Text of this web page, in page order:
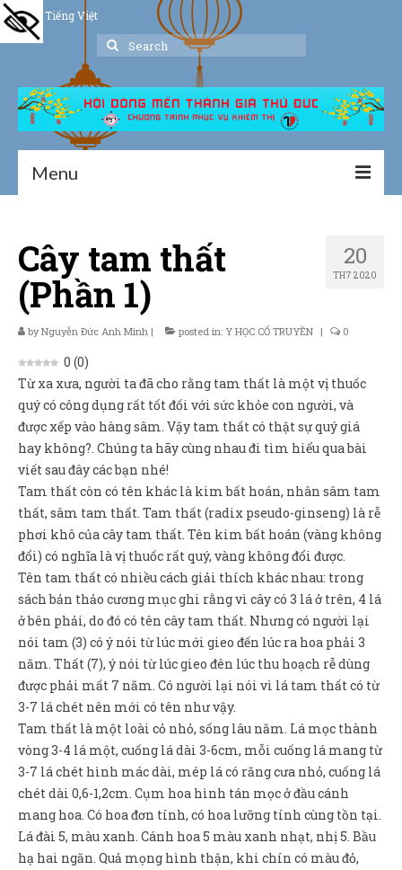
Tiếng Việt
Search
Menu
Giới thiệu
Hoạt động
Thư viện
Dịch vụ hỗ trợ
Sản Phẩm
Giúp đỡ
Liên hệ
20
TH7 2020
Cây tam thất
(Phần 1)
byNguyễn Đức Anh Minh | posted in: Y HỌC CỔ TRUYỀN | 0
0 (0)
Từ xa xưa, người ta đã cho rằng tam thất là một vị thuốc
quý có công dụng rất tốt đối với sức khỏe con người, và
được xếp vào hàng sâm. Vậy tam thất có thật sự quý giá
hay không?. Chúng ta hãy cùng nhau đi tìm hiểu qua bài
viết sau đây các bạn nhé!
Tam thất còn có tên khác là kim bất hoán, nhân sâm tam
thất, sâm tam thất. Tam thất (radix pseudo-ginseng) là rễ
phơi khô của cây tam thất. Tên kim bất hoán (vàng không
đổi) có nghĩa là vị thuốc rất quý, vàng không đổi được.
Tên tam thất có nhiều cách giải thích khác nhau: trong
sách bản thảo cương mục ghi rằng vì cây có 3 lá ở trên, 4 lá
ở bên phải, do đó có tên cây tam thất. Nhưng có người lại
nói tam (3) có ý nói từ lúc mới gieo đến lúc ra hoa phải 3
năm. Thất (7), ý nói từ lúc gieo đên lúc thu hoạch rễ dùng
được phải mất 7 năm. Có người lại nói vì lá tam thất có từ
3-7 lá chét nên mới có tên như vậy.
Tam thất là một loài cỏ nhỏ, sống lâu năm. Lá mọc thành
vòng 3-4 lá một, cuống lá dài 3-6cm, mỗi cuống lá mang từ
3-7 lá chét hình mác dài, mép lá có răng cưa nhỏ, cuống lá
chét dài 0,6-1,2cm. Cụm hoa hình tán mọc ở đầu cánh
mang hoa. Có hoa đơn tính, có hoa lưỡng tính cùng tồn tại.
Lá đài 5, màu xanh. Cánh hoa 5 màu xanh nhạt, nhị 5. Bầu
hạ hai ngăn. Quả mọng hình thận, khi chín có màu đỏ,